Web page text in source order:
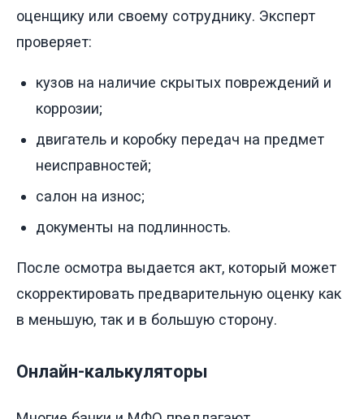
оценщику или своему сотруднику. Эксперт
проверяет:
кузов на наличие скрытых повреждений и
коррозии;
двигатель и коробку передач на предмет
неисправностей;
салон на износ;
документы на подлинность.
После осмотра выдается акт, который может
скорректировать предварительную оценку как
в меньшую, так и в большую сторону.
Онлайн-калькуляторы